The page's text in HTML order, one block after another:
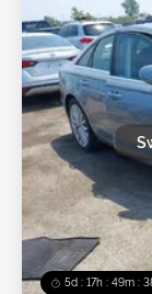
5d : 17h : 49m :